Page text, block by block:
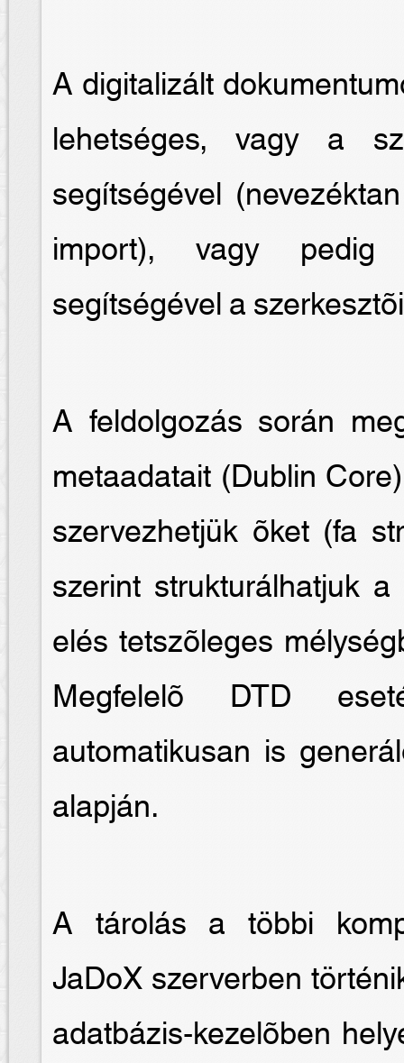
A digitalizált
lehetséges, vagy a
segítségével
import), vagy
segítségével a
A feldolgozás során
metaadatait (Dublin
szervezhetjük õket (fa
szerint strukturálhatjuk
elés tetszõleges
Megfelelõ DTD
automatikusan is
alapján.
A tárolás a többi
JaDoX szerverben
adatbázis-kezelõben